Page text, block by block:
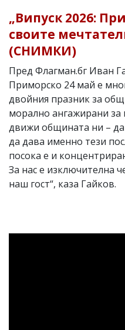
„Випуск 2026:
своите
(СНИМКИ)
Пред Флагман.бг Иван
Приморско 24 май е
двойния празник за
морално ангажирани за
движи общината ни – да
да дава именно тези
посока е и
За нас е изключителна
наш гост“, каза Гайков.